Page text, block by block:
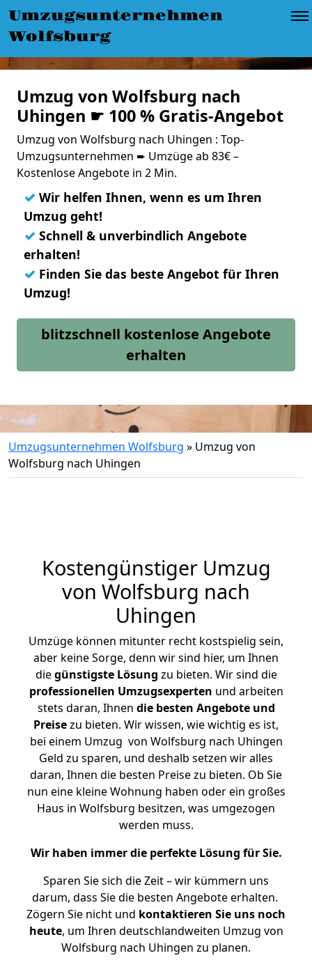
Umzugsunternehmen
Wolfsburg
Umzug von Wolfsburg nach
Uhingen ☛ 100 % Gratis-Angebot
Umzug von Wolfsburg nach Uhingen : Top-
Umzugsunternehmen ➨ Umzüge ab 83€ –
Kostenlose Angebote in 2 Min.
✓ Wir helfen Ihnen, wenn es um Ihren
Umzug geht!
✓ Schnell & unverbindlich Angebote
erhalten!
✓ Finden Sie das beste Angebot für Ihren
Umzug!
blitzschnell kostenlose Angebote
erhalten
Umzugsunternehmen Wolfsburg » Umzug von
Wolfsburg nach Uhingen
Kostengünstiger Umzug
von Wolfsburg nach
Uhingen
Umzüge können mitunter recht kostspielig sein,
aber keine Sorge, denn wir sind hier, um Ihnen
diegünstigste Lösung zu bieten. Wir sind die
professionellen Umzugsexperten und arbeiten
stets daran, Ihnen die besten Angebote und
Preisezu bieten. Wir wissen, wie wichtig es ist,
bei einem Umzug von Wolfsburg nach Uhingen
Geld zu sparen, und deshalb setzen wir alles
daran, Ihnen die besten Preise zu bieten. Ob Sie
nun eine kleine Wohnung haben oder ein großes
Haus in Wolfsburg besitzen, was umgezogen
werden muss.
Wir haben immer die perfekte Lösung für Sie.
Sparen Sie sich die Zeit – wir kümmern uns
darum, dass Sie die besten Angebote erhalten.
Zögern Sie nicht und kontaktieren Sie uns noch
heute, um Ihren deutschlandweiten Umzug von
Wolfsburg nach Uhingen zu planen.